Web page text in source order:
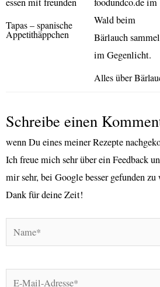
Tapas – spanische
Appetithäppchen
Alles über
Schreibe einen
wenn Du eines meiner Rezepte
Ich freue mich sehr über ein Feedback
mir sehr, bei Google besser gefunden
Dank für deine Zeit!
Name*
E-